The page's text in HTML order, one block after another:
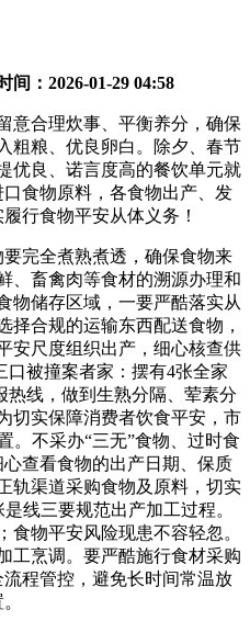
间： 2026-01-29 04:58
合理炊事、平衡养分，确保
粗粮、优良卵白。除夕、春节
优良、诺言度高的餐饮单元就
食物原料，各食物出产、发
行食物平安从体义务！
完全煮熟煮透，确保食物来
、畜禽肉等食材的溯源办理和
物储存区域，一要严酷落实从
择合规的运输东西配送食物，
安尺度组织出产，细心核查供
被撞案者家：摆有4张全家
热线，做到生熟分隔、荤素分
切实保障消费者饮食平安，市
。不采办“三无”食物、过时食
查看食物的出产日期、保质
轨渠道采购食物及原料，切实
线三要规范出产加工过程。
食物平安风险现患不容轻忽。
工烹调。要严酷施行食材采购
程管控，避免长时间常温放